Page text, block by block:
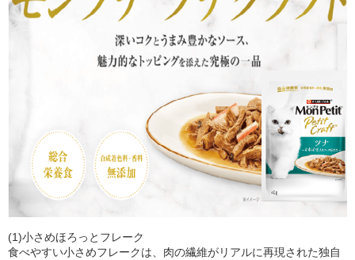
(1)小さめほろっとフレーク
食べやすい小さめフレークは、肉の繊維がリアルに再現された独自